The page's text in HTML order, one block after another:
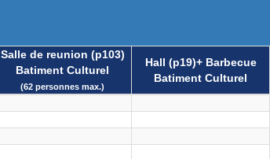
Salle de reunion (p103)
Batiment Culturel
(62 personnes max.)
Hall (p19)+ Barbecue
Batiment Culturel